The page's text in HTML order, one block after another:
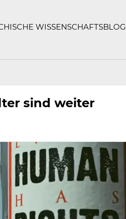
WISSENSCHAFTSBLOG
sind weiter